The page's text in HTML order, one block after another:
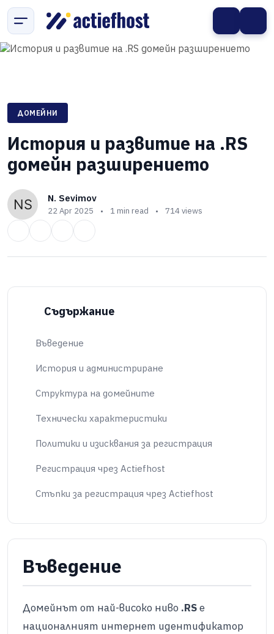
ДОМЕЙНИ
История и развитие на .RS
домейн разширението
N. Sevimov
22 Apr 2025 • 1 min read • 714 views
Съдържание
Въведение
История и администриране
Структура на домейните
Технически характеристики
Политики и изисквания за регистрация
Регистрация чрез Actiefhost
Стъпки за регистрация чрез Actiefhost
Въведение
Домейнът от най-високо ниво .RSе
националният интернет идентификатор